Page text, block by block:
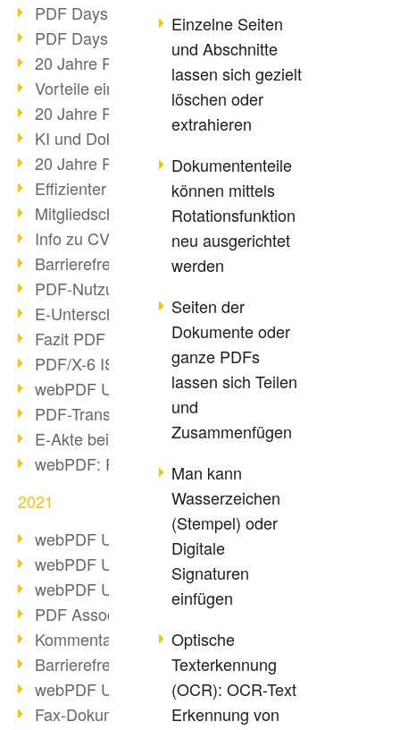
PDF Days 2022 Themenblock 1
PDF Days Europe 2022
20 Jahre PDF/X (Teil 3)
Vorteile einer PDF-Businesslösung
20 Jahre PDF/X (Teil 2)
KI und Dokumenten-Management
20 Jahre PDF/X (Teil 1)
Effizienter Dokumenten Workflow
Mitgliedschaft PDF Association
Info zu CVE-2022-22965
Barrierefreiheit mehr als Inklusion
PDF-Nutzung durch Pandemie
E-Unterschriften für Verwaltung
Fazit PDF Days 2021
PDF/X-6 ISO-Norm
webPDF Update 8.0.0.2393
PDF-Transparenz beim PDF-Format
E-Akte bei Behörden
webPDF: PDF-Anhänge verwalten
2021
webPDF Update 8.0.0.2376
webPDF Update 8.0.0.2374
webPDF Update 8.0.0.2372
PDF Association 2021 Entwicklungen
Kommentare im PDF einfügen
Barrierefreie PDF-Dokumente (3/3)
webPDF Update 8.0.0.2338
Fax-Dokumente in Workflow
Einzelne Seiten
und Abschnitte
lassen sich gezielt
löschen oder
extrahieren
Dokumententeile
können mittels
Rotationsfunktion
neu ausgerichtet
werden
Seiten der
Dokumente oder
ganze PDFs
lassen sich Teilen
und
Zusammenfügen
Man kann
Wasserzeichen
(Stempel) oder
Digitale
Signaturen
einfügen
Optische
Texterkennung
(OCR): OCR-Text
Erkennung von